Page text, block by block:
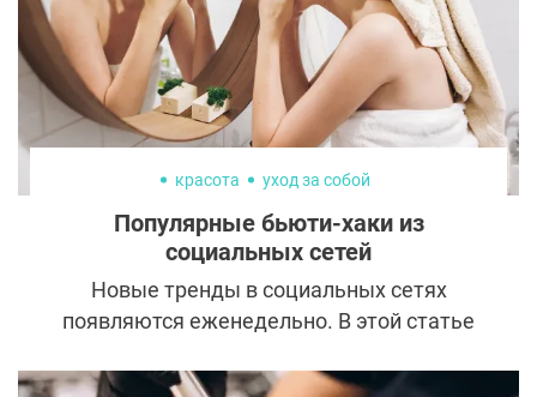
красота уход за собой
Популярные бьюти-хаки из
социальных сетей
Новые тренды в социальных сетях
появляются еженедельно. В этой статье
которые сделают вашу процедуру ухода за